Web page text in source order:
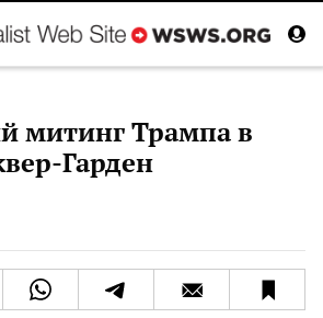
митинг Трампа в
Гарден